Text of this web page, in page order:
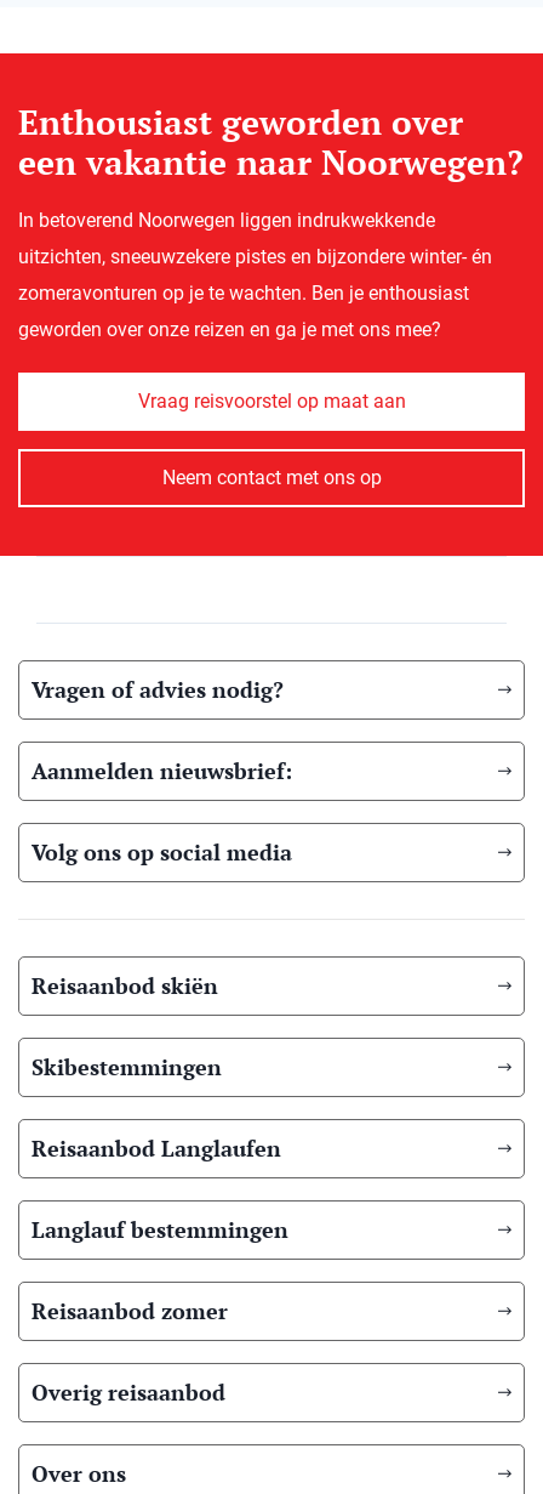
Enthousiast geworden over
een vakantie naar Noorwegen?
In betoverend Noorwegen liggen indrukwekkende
uitzichten, sneeuwzekere pistes en bijzondere winter- én
zomeravonturen op je te wachten. Ben je enthousiast
geworden over onze reizen en ga je met ons mee?
Vraag reisvoorstel op maat aan
Neem contact met ons op
Vragen of advies nodig?
Aanmelden nieuwsbrief:
Volg ons op social media
Reisaanbod skiën
Skibestemmingen
Reisaanbod Langlaufen
Langlauf bestemmingen
Reisaanbod zomer
Overig reisaanbod
Over ons